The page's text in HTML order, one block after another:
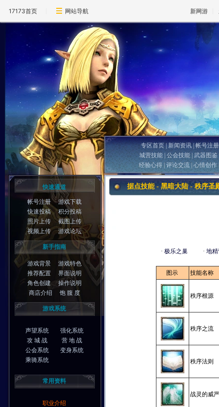
17173首页 网站导航 新网游
专区首页|新闻资讯|帐号注册
城营技能 公会技能 武器图鉴
经验心得 评论交流 心情创作
快速通道
帐号注册
游戏下载
快速投稿
积分投稿
照片上传截图上传
视频上传
游戏论坛
新手指南
游戏背景
游戏特色
推荐配置
界面说明
角色创建
操作说明
商店介绍
饱 腹 度
游戏系统
声望系统
强化系统
攻 城 战
营 地 战
公会系统
变身系统
乘骑系统
常用资料
职业介绍
据点技能 - 黑暗大陆 - 秩序圣
· 极乐之巢 · 地
图示 技能名称
秩序根源
秩序之流
秩序法则
战灵的威